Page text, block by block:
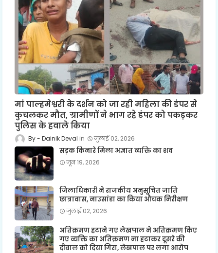
मां पाल्हमेश्वरी के दर्शन को जा रही महिला की डंपर से
कुचलकर मौत, ग्रामीणों ने भाग रहे डंपर को पकड़कर
पुलिस के हवाले किया
Dainik Deval जुलाई 02, 2026
सड़क किनारे मिला अज्ञात व्यक्ति का शव
जून 19, 2026
जिलाधिकारी ने राजकीय अनुसूचित जाति
छात्रावास, नाउसांडा का किया औचक निरीक्षण
जुलाई 02, 2026
अतिक्रमण हटाने गए लेखपाल ने अतिक्रमण किए
गए व्यक्ति का अतिक्रमण ना हटाकर दूसरे की
दीवाल को दिया गिरा, लेखपाल पर लगा आरोप